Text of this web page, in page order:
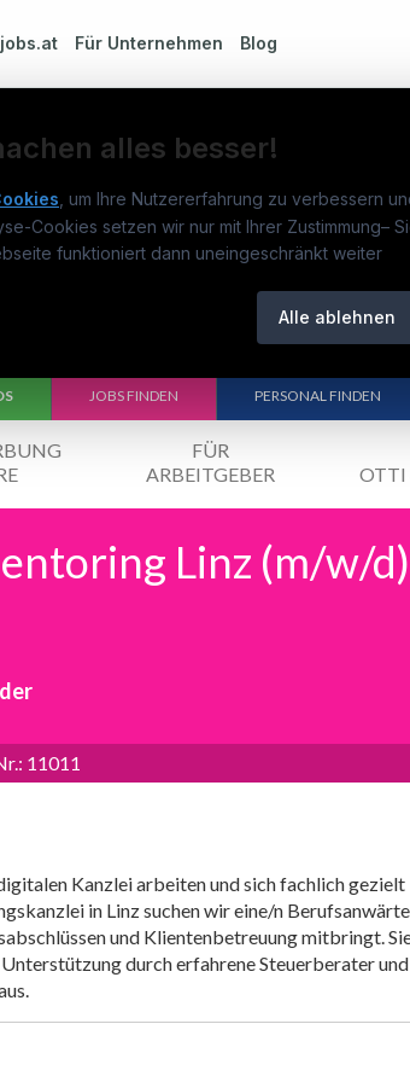
Für Unternehmen Blog
alles besser!
, um Ihre Nutzererfahrung zu verbessern
Cookies setzen wir nur mit Ihrer Zustimmung–
funktioniert dann uneingeschränkt weiter
Alle ablehnen
entdecken
Jobs
Jobs in Wien
Jobs in Linz
Jobs in Salzburg
Jobs in Innsbruck
Jobs in der Steiermark